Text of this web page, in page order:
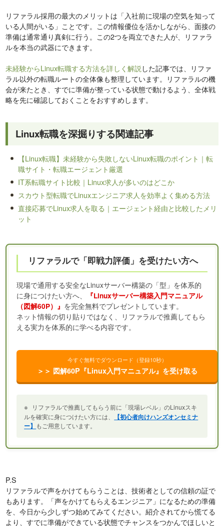
リファラル採用の最大のメリットは「入社前に現場の空気を知って
いる人間がいる」ことです。この情報優位を活かしながら、面接の
準備は通常通り真剣に行う。この2つを両立できた人が、リファラ
ルを本当の武器にできます。
未経験からLinux転職する方法を詳しく解説 した記事では、リファ
ラル以外の転職ルートの全体像も整理しています。リファラルの機
会が来たとき、すでに準備が整っている状態で動けるよう、全体戦
略を先に確認しておくことをおすすめします。
Linux転職を深掘りする関連記事
【Linux転職】未経験から失敗しないLinux転職のポイント｜転
職サイト・転職エージェント厳選
IT系転職サイト比較｜Linux求人が多いのはどこか
スカウト型転職でLinuxエンジニア求人を効率よく集める方法
直接応募でLinux求人を取る｜エージェント経由と比較したメリ
ット
リファラルで「即戦力評価」を受けたい方へ
現場で通用する安全なLinuxサーバー構築の「型」を体系的
に身につけたい方へ、
『Linuxサーバー構築入門マニュアル
（図解60P）』 を完全無料でプレゼントしています。
ネット情報の切り貼りではなく、リファラルで推薦してもら
える実力を体系的に学べる内容です。
今すぐ無料でダウンロード（登録10秒）
＞＞ 図解60P『Linux入門マニュアル』を受け取る
※
リファラルで推薦してもらう前に「現場レベル」のLinuxスキ
ルを確実に身につけたい方には、
【初心者向けハンズオンセミナ
ー】 もご用意しています。
P.S
リファラルで声をかけてもらうことは、技術者としての信頼の証で
もあります。「声をかけてもらえるエンジニア」になるための準備
を、今日から少しずつ始めてみてください。紹介されてから慌てる
より、すでに準備ができている状態でチャンスをつかんでほしいと